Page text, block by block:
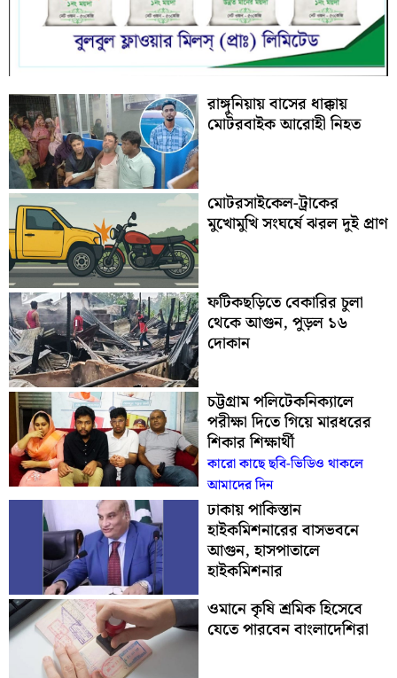
রাঙ্গুনিয়ায় বাসের ধাক্কায়
মোটরবাইক আরোহী নিহত
মোটরসাইকেল-ট্রাকের
মুখোমুখি সংঘর্ষে ঝরল দুই প্রাণ
ফটিকছড়িতে বেকারির চুলা
থেকে আগুন, পুড়ল ১৬
দোকান
চট্টগ্রাম পলিটেকনিক্যালে
পরীক্ষা দিতে গিয়ে মারধরের
শিকার শিক্ষার্থী
কারো কাছে ছবি-ভিডিও থাকলে
আমাদের দিন
ঢাকায় পাকিস্তান
হাইকমিশনারের বাসভবনে
আগুন, হাসপাতালে
হাইকমিশনার
ওমানে কৃষি শ্রমিক হিসেবে
যেতে পারবেন বাংলাদেশিরা